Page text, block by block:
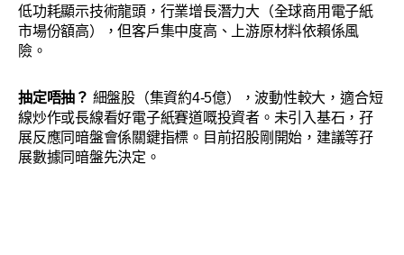
低功耗顯示技術龍頭，行業增長潛力大（全球商用電子紙
市場份額高），但客戶集中度高、上游原材料依賴係風
險。
抽定唔抽？ 細盤股（集資約4-5億），波動性較大，適合短
線炒作或長線看好電子紙賽道嘅投資者。未引入基石，孖
展反應同暗盤會係關鍵指標。目前招股剛開始，建議等孖
展數據同暗盤先決定。